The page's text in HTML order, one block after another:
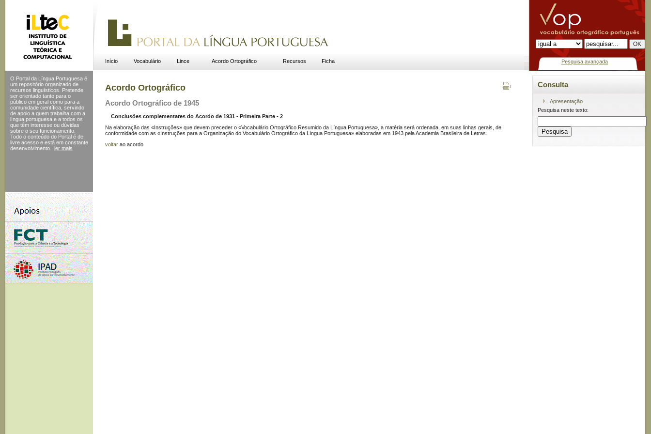
Início Vocabulário Lince Acordo Ortográfico Recursos Ficha Pesquisa avançada
O Portal da Língua Portuguesa é
um repositório organizado de
recursos linguísticos. Pretende
ser orientado tanto para o
público em geral como para a
comunidade científica, servindo
de apoio a quem trabalha com a
língua portuguesa e a todos os
que têm interesse ou dúvidas
sobre o seu funcionamento.
Todo o conteúdo do Portal é de
livre acesso e está em constante
desenvolvimento.
ler mais
Acordo Ortográfico
Acordo Ortográfico de 1945
Conclusões complementares do Acordo de 1931 - Primeira Parte - 2
Na elaboração das «Instruções» que devem preceder o «Vocabulário Ortográfico Resumido da Língua Portuguesa», a matéria será ordenada, em suas linhas gerais, de
conformidade com as «Instruções para a Organização do Vocabulário Ortográfico da Língua Portuguesa» elaboradas em 1943 pela Academia Brasileira de Letras.
voltar ao acordo
Consulta
Apresentação
Pesquisa neste texto: